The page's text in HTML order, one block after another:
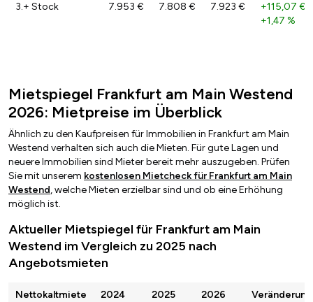
3.+ Stock 7.953 € 7.808 € 7.923 € +115,07 €
+1,47 %
Mietspiegel Frankfurt am Main Westend
2026: Mietpreise im Überblick
Ähnlich zu den Kaufpreisen für Immobilien in Frankfurt am Main
Westend verhalten sich auch die Mieten. Für gute Lagen und
neuere Immobilien sind Mieter bereit mehr auszugeben. Prüfen
Sie mit unserem kostenlosen Mietcheck für Frankfurt am Main
Westend, welche Mieten erzielbar sind und ob eine Erhöhung
möglich ist.
Aktueller Mietspiegel für Frankfurt am Main
Westend im Vergleich zu 2025 nach
Angebotsmieten
Nettokaltmiete
2024 2025 2026
Veränderung